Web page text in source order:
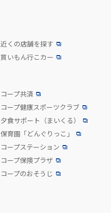
近くの店舗を探す
買いもん行こカー
コープ共済
コープ健康スポーツクラブ
夕食サポート （まいくる）
保育園「どんぐりっこ」
コープステーション
コープ保険プラザ
コープのおそうじ